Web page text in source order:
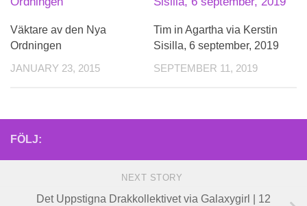
Väktare av den Nya
Ordningen
JANUARY 23, 2015
Tim in Agartha via Kerstin
Sisilla, 6 september, 2019
SEPTEMBER 11, 2019
FÖLJ:
NEXT STORY
Det Uppstigna Drakkollektivet via Galaxygirl | 12